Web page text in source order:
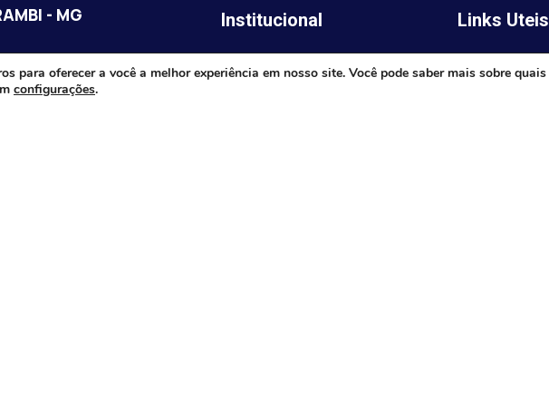
- MG
Senhora de Fátima,
Institucional
Legislativo
Links Uteis
Prefeitura de
para oferecer a você a melhor experiência em nosso site. Você pode saber mais sobre
configurações.